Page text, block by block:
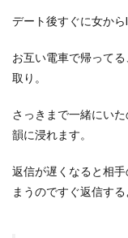
デート後すぐに女から
お互い電車で帰って
取り。
さっきまで一緒にい
韻に浸れます。
返信が遅くなると相
まうのですぐ返信する